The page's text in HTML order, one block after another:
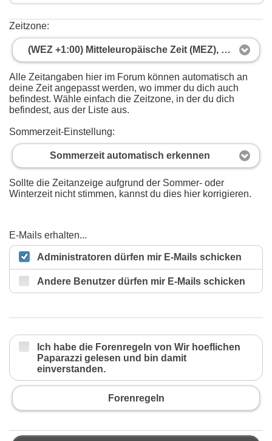
Zeitzone:
(WEZ +1:00) Mitteleuropäische Zeit (MEZ), Berlin, Madrid, Paris
Alle Zeitangaben hier im Forum können automatisch an
deine Zeit angepasst werden, wo immer du dich auch
befindest. Wähle einfach die Zeitzone, in der du dich
befindest, aus der Liste aus.
Sommerzeit-Einstellung:
Sommerzeit automatisch erkennen
Sollte die Zeitanzeige aufgrund der Sommer- oder
Winterzeit nicht stimmen, kannst du dies hier korrigieren.
E-Mails erhalten...
Administratoren dürfen mir E-Mails schicken
Andere Benutzer dürfen mir E-Mails schicken
Ich habe die Forenregeln von Wir hoeflichen
Paparazzi gelesen und bin damit
einverstanden.
Forenregeln